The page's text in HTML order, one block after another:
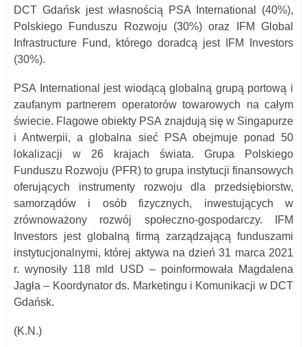
DCT Gdańsk jest własnością PSA International (40%),
Polskiego Funduszu Rozwoju (30%) oraz IFM Global
Infrastructure Fund, którego doradcą jest IFM Investors
(30%).
PSA International jest wiodącą globalną grupą portową i
zaufanym partnerem operatorów towarowych na całym
świecie. Flagowe obiekty PSA znajdują się w Singapurze
i Antwerpii, a globalna sieć PSA obejmuje ponad 50
lokalizacji w 26 krajach świata. Grupa Polskiego
Funduszu Rozwoju (PFR) to grupa instytucji finansowych
oferujących instrumenty rozwoju dla przedsiębiorstw,
samorządów i osób fizycznych, inwestujących w
zrównoważony rozwój społeczno-gospodarczy. IFM
Investors jest globalną firmą zarządzającą funduszami
instytucjonalnymi, której aktywa na dzień 31 marca 2021
r. wynosiły 118 mld USD – poinformowała Magdalena
Jagła – Koordynator ds. Marketingu i Komunikacji w DCT
Gdańsk.
(K.N.)